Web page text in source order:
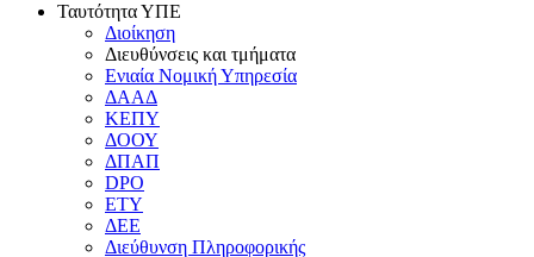
Ταυτότητα ΥΠΕ
Διοίκηση
Διευθύνσεις και τμήματα
Ενιαία Νομική Υπηρεσία
ΔΑΑΔ
ΚΕΠΥ
ΔΟΟΥ
ΔΠΑΠ
DPO
ΕΤΥ
ΔΕΕ
Διεύθυνση Πληροφορικής